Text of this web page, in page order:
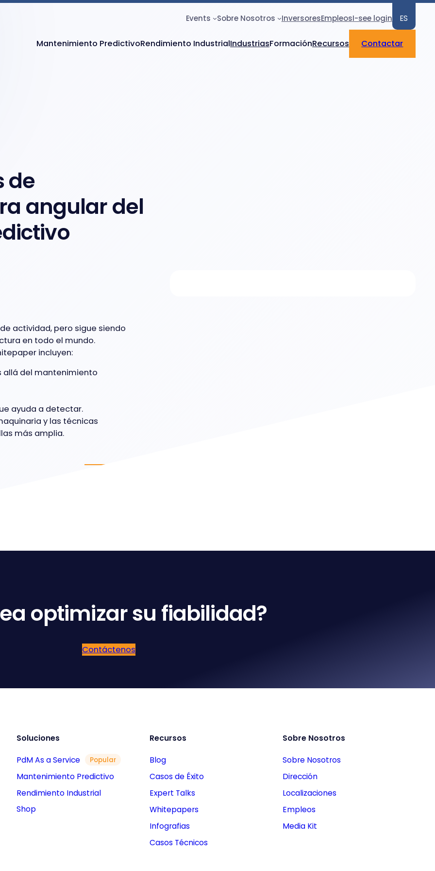
Events Sobre Nosotros InversoresEmpleosI-see login ES
Mantenimiento PredictivoRendimiento IndustrialIndustriasFormaciónRecursos Contactar
de
angular del
actividad, pero sigue siendo
en todo el mundo.
incluyen:
allá del mantenimiento
ayuda a detectar.
y las técnicas
más amplia.
optimizar su fiabilidad?
Contáctenos
Soluciones
PdM As a Service Popular
Mantenimiento Predictivo
Rendimiento Industrial
Shop
Recursos
Blog
Casos de Éxito
Expert Talks
Whitepapers
Infografias
Casos Técnicos
Sobre Nosotros
Sobre Nosotros
Dirección
Localizaciones
Empleos
Media Kit